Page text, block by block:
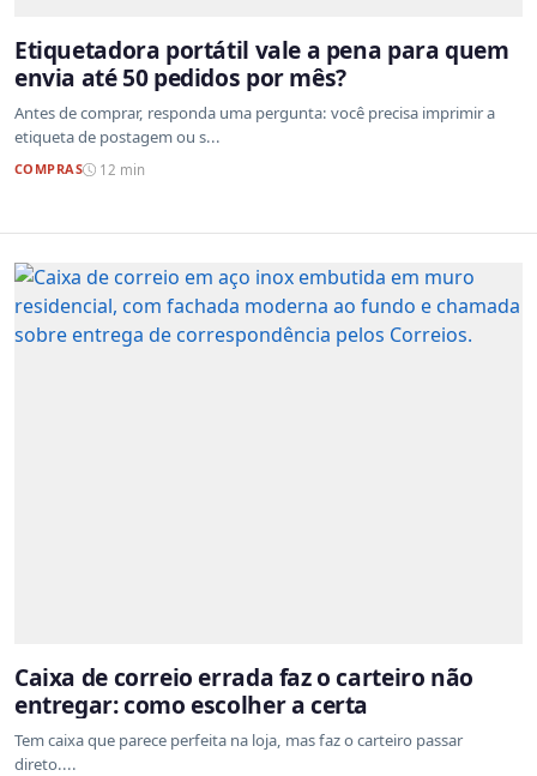
Etiquetadora portátil vale a pena para quem
envia até 50 pedidos por mês?
Antes de comprar, responda uma pergunta: você precisa imprimir a
etiqueta de postagem ou s...
COMPRAS 12 min
Caixa de correio errada faz o carteiro não
entregar: como escolher a certa
Tem caixa que parece perfeita na loja, mas faz o carteiro passar
direto....